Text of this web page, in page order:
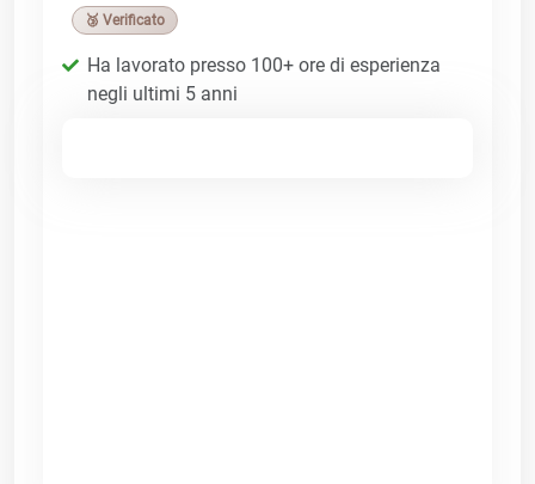
🥉 Verificato
Ha lavorato presso 100+ ore di esperienza
negli ultimi 5 anni